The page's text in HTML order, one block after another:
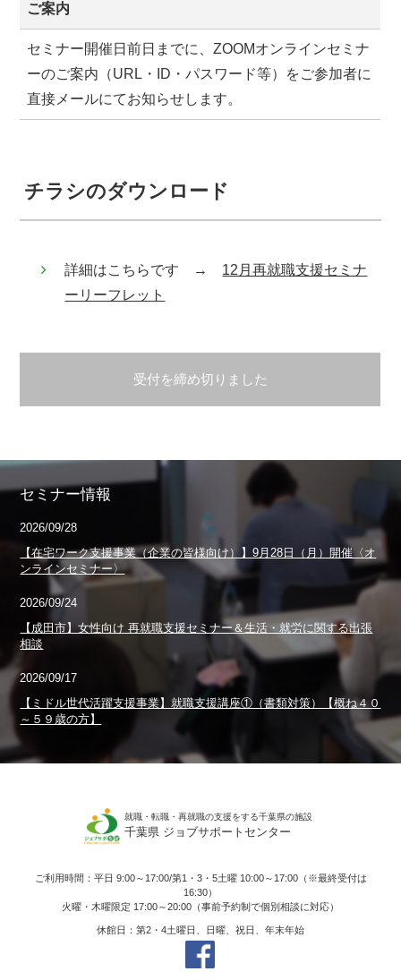
ご案内
セミナー開催日前日までに、ZOOMオンラインセミナ
ーのご案内（URL・ID・パスワード等）をご参加者に
直接メールにてお知らせします。
チラシのダウンロード
詳細はこちらです → 12月再就職支援セミナ
ーリーフレット
受付を締め切りました
セミナー情報
2026/09/28
【在宅ワーク支援事業（企業の皆様向け）】9月28日（月）開催〈オ
ンラインセミナー〉
2026/09/24
【成田市】女性向け 再就職支援セミナー＆生活・就労に関する出張
相談
2026/09/17
【ミドル世代活躍支援事業】就職支援講座①（書類対策）【概ね４０
～５９歳の方】
就職・転職・再就職の支援をする千葉県の施設
千葉県 ジョブサポートセンター
ご利用時間：平日 9:00～17:00/第1・3・5土曜 10:00～17:00（※最終受付は
16:30）
火曜・木曜限定 17:00～20:00（事前予約制で個別相談に対応）
休館日：第2・4土曜日、日曜、祝日、年末年始